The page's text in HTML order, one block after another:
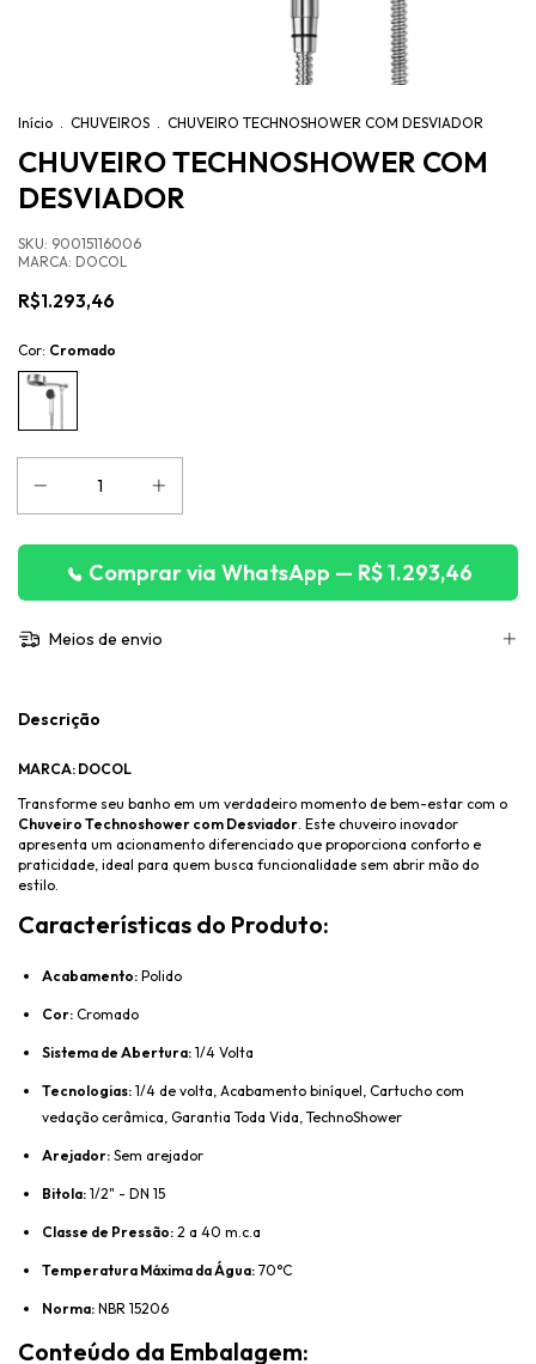
Início . CHUVEIROS . CHUVEIRO TECHNOSHOWER COM DESVIADOR
CHUVEIRO TECHNOSHOWER COM
DESVIADOR
SKU: 90015116006
MARCA: DOCOL
R$1.293,46
Cor: Cromado
Comprar via WhatsApp — R$ 1.293,46
Meios de envio
Descrição
MARCA: DOCOL
Transforme seu banho em um verdadeiro momento de bem-estar com o
Chuveiro Technoshower com Desviador . Este chuveiro inovador
apresenta um acionamento diferenciado que proporciona conforto e
praticidade, ideal para quem busca funcionalidade sem abrir mão do
estilo.
Características do Produto:
Acabamento: Polido
Cor: Cromado
Sistema de Abertura: 1/4 Volta
Tecnologias: 1/4 de volta, Acabamento biníquel, Cartucho com
vedação cerâmica, Garantia Toda Vida, TechnoShower
Arejador: Sem arejador
Bitola: 1/2" - DN 15
Classe de Pressão: 2 a 40 m.c.a
Temperatura Máxima da Água: 70°C
Norma: NBR 15206
Conteúdo da Embalagem: